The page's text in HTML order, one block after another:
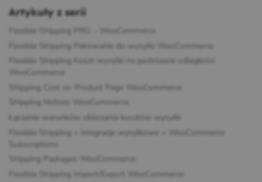
Artykuły z serii
Flexible Shipping PRO – WooCommerce
Flexible Shipping Pakowanie do wysyłki WooCommerce
Flexible Shipping Koszt wysyłki na podstawie odległości
WooCommerce
Shipping Cost on Product Page WooCommerce
Shipping Notices WooCommerce
Łączenie warunków obliczania kosztów wysyłki
Flexible Shipping + integracje wysyłkowe + WooCommerce
Subscriptions
Shipping Packages WooCommerce
Flexible Shipping Import/Export WooCommerce